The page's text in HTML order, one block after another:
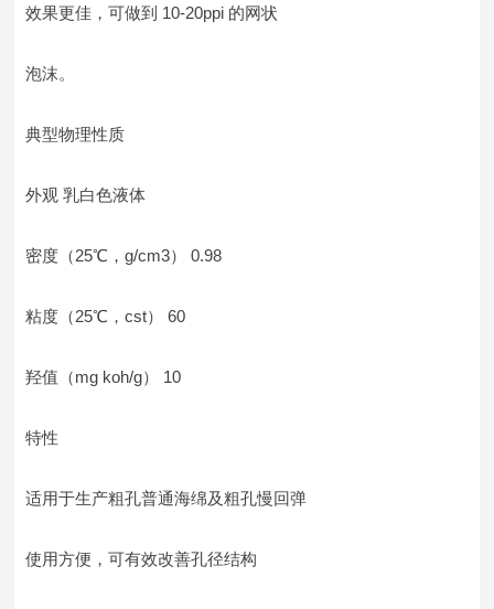
效果更佳，可做到 10-20ppi 的网状
泡沫。
典型物理性质
外观 乳白色液体
密度（25℃，g/cm3） 0.98
粘度（25℃，cst） 60
羟值（mg koh/g） 10
特性
适用于生产粗孔普通海绵及粗孔慢回弹
使用方便，可有效改善孔径结构